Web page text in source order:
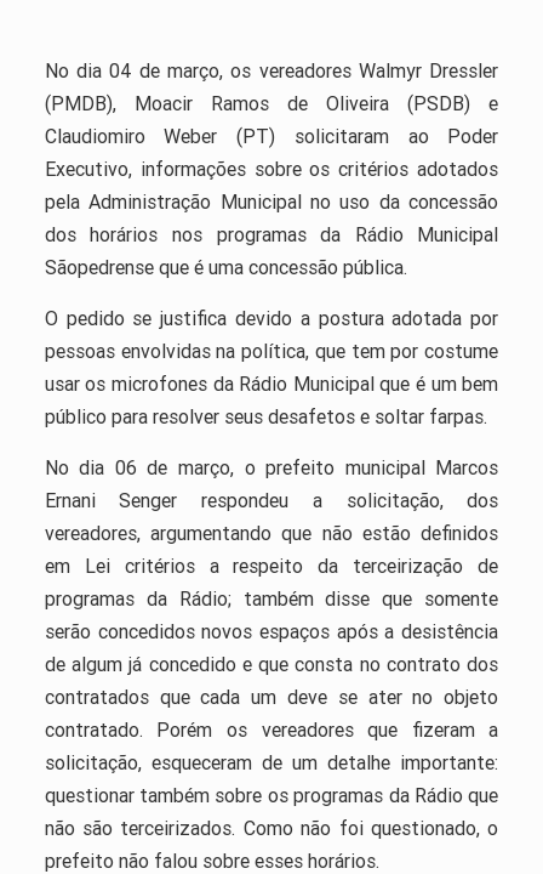
No dia 04 de março, os vereadores Walmyr Dressler
(PMDB), Moacir Ramos de Oliveira (PSDB) e
Claudiomiro Weber (PT) solicitaram ao Poder
Executivo, informações sobre os critérios adotados
pela Administração Municipal no uso da concessão
dos horários nos programas da Rádio Municipal
Sãopedrense que é uma concessão pública.
O pedido se justifica devido a postura adotada por
pessoas envolvidas na política, que tem por costume
usar os microfones da Rádio Municipal que é um bem
público para resolver seus desafetos e soltar farpas.
No dia 06 de março, o prefeito municipal Marcos
Ernani Senger respondeu a solicitação, dos
vereadores, argumentando que não estão definidos
em Lei critérios a respeito da terceirização de
programas da Rádio; também disse que somente
serão concedidos novos espaços após a desistência
de algum já concedido e que consta no contrato dos
contratados que cada um deve se ater no objeto
contratado. Porém os vereadores que fizeram a
solicitação, esqueceram de um detalhe importante:
questionar também sobre os programas da Rádio que
não são terceirizados. Como não foi questionado, o
prefeito não falou sobre esses horários.